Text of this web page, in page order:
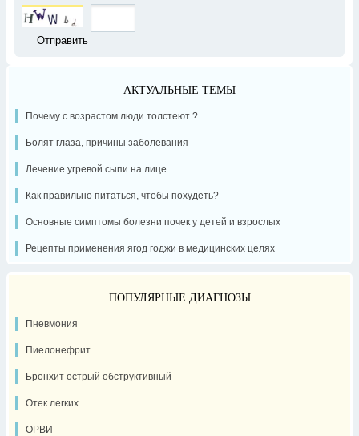
АКТУАЛЬНЫЕ ТЕМЫ
Почему с возрастом люди толстеют ?
Болят глаза, причины заболевания
Лечение угревой сыпи на лице
Как правильно питаться, чтобы похудеть?
Основные симптомы болезни почек у детей и взрослых
Рецепты применения ягод годжи в медицинских целях
ПОПУЛЯРНЫЕ ДИАГНОЗЫ
Пневмония
Пиелонефрит
Бронхит острый обструктивный
Отек легких
ОРВИ